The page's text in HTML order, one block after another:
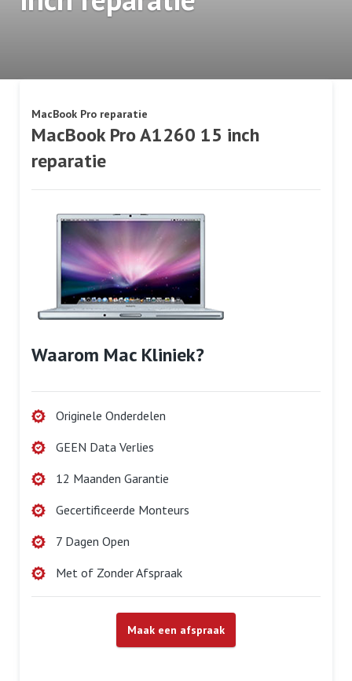
MacBook Pro reparatie
MacBook Pro A1260 15 inch
reparatie
Waarom Mac Kliniek?
Originele Onderdelen
GEEN Data Verlies
12 Maanden Garantie
Gecertificeerde Monteurs
7 Dagen Open
Met of Zonder Afspraak
Maak een afspraak